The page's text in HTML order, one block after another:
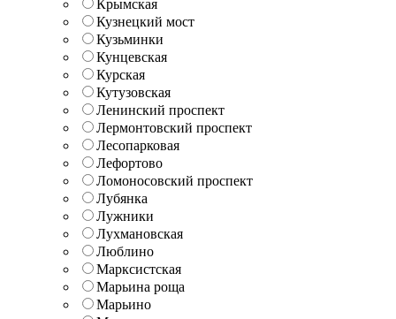
Крымская
Кузнецкий мост
Кузьминки
Кунцевская
Курская
Кутузовская
Ленинский проспект
Лермонтовский проспект
Лесопарковая
Лефортово
Ломоносовский проспект
Лубянка
Лужники
Лухмановская
Люблино
Марксистская
Марьина роща
Марьино